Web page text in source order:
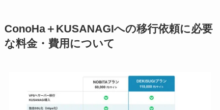
ConoHa＋KUSANAGIへの移行依頼に必要
な料金・費用について